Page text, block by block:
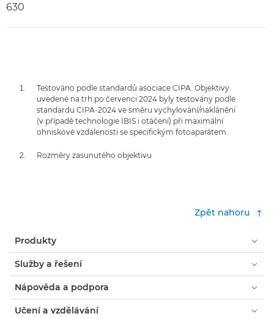
630
Testováno podle standardů asociace CIPA. Objektivy
uvedené na trh po červenci 2024 byly testovány podle
standardu CIPA-2024 ve směru vychylování/naklánění
(v případě technologie IBIS i otáčení) při maximální
ohniskové vzdálenosti se specifickým fotoaparátem.
Rozměry zasunutého objektivu
Zpět nahoru
Produkty
Služby a řešení
Nápověda a podpora
Učení a vzdělávání